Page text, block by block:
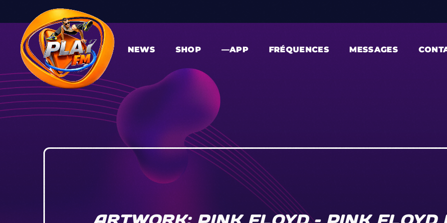
NEWS SHOP —APP FRÉQUENCES MESSAGES